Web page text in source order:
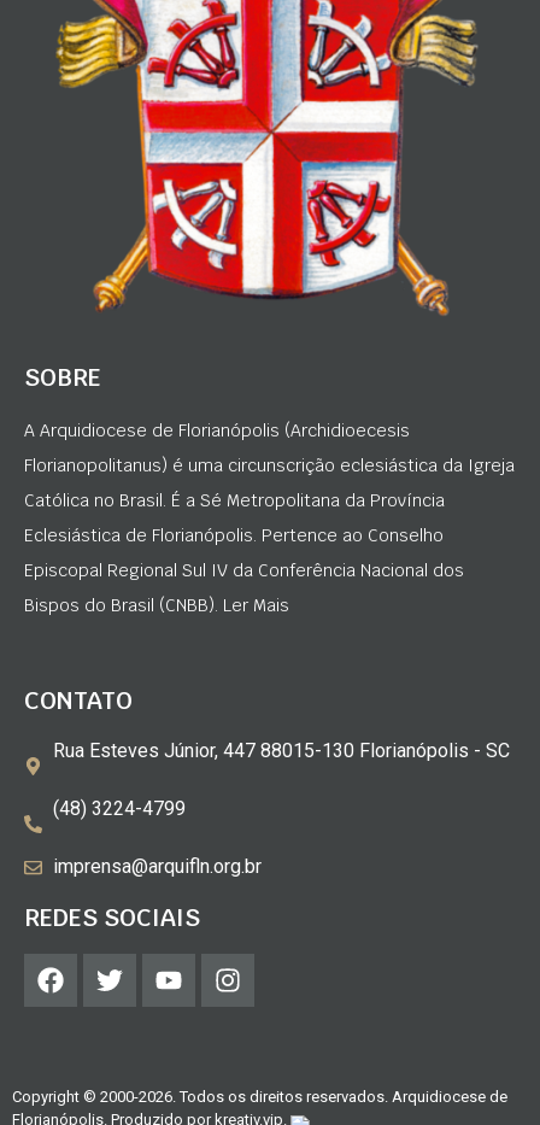
SOBRE
A Arquidiocese de Florianópolis (Archidioecesis
Florianopolitanus) é uma circunscrição eclesiástica da Igreja
Católica no Brasil. É a Sé Metropolitana da Província
Eclesiástica de Florianópolis. Pertence ao Conselho
Episcopal Regional Sul IV da Conferência Nacional dos
Bispos do Brasil (CNBB). Ler Mais
CONTATO
Rua Esteves Júnior, 447 88015-130 Florianópolis - SC
(48) 3224-4799
imprensa@arquifln.org.br
REDES SOCIAIS
Copyright © 2000-2026. Todos os direitos reservados. Arquidiocese de
Florianópolis. Produzido por kreativ.vip.